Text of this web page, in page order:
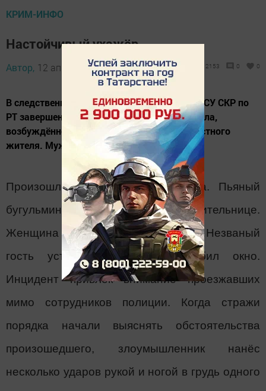
КРИМ-ИНФО
Настойчивый ухажёр
Автор, 12 апреля 2018 - 20:38 2153 0 0
В следственном отделе по городу Бугульме СУ СКР по
РТ завершено расследование уголовного дела,
возбуждённого в отношении 32-летнего местного
жителя. Мужчина ударил полицейского.
Произошло это вечером 5 марта. Пьяный
бугульминец пришёл к бывшей сожительнице.
Женщина не пустила его в дом. Незваный
гость устроил скандал и разбил окно.
Инцидент привлёк внимание проезжавших
мимо сотрудников полиции. Когда стражи
порядка начали выяснять обстоятельства
произошедшего, злоумышленник нанёс
несколько ударов рукой и ногой в грудь одного